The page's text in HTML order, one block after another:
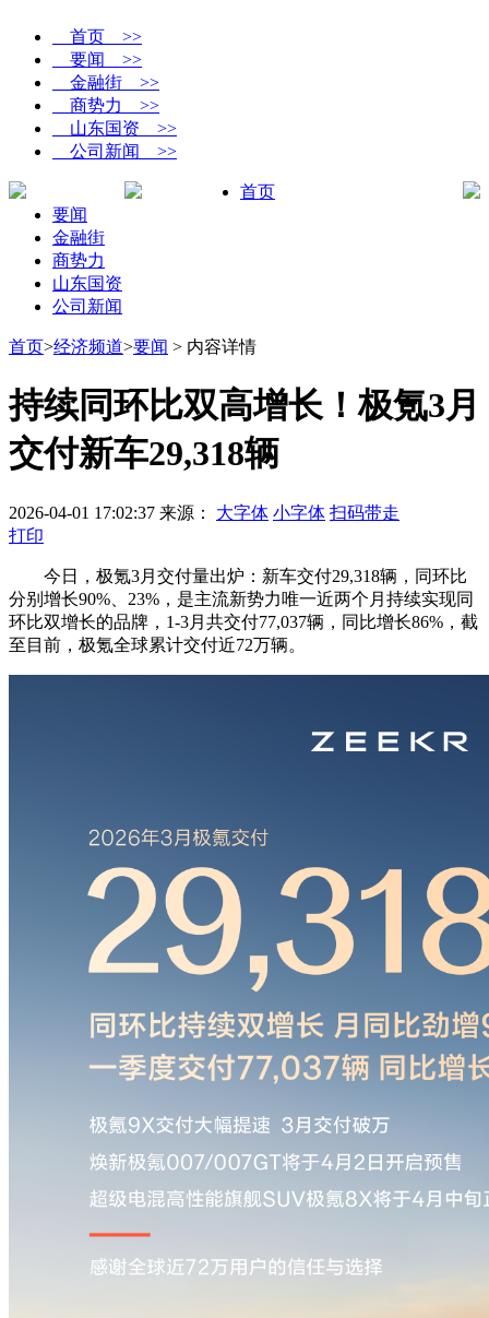
首页 >>
要闻 >>
金融街 >>
商势力 >>
山东国资 >>
公司新闻 >>
首页
要闻
金融街
商势力
山东国资
公司新闻
首页>经济频道>要闻 > 内容详情
持续同环比双高增长！极氪3月
交付新车29,318辆
2026-04-01 17:02:37 来源： 大字体 小字体 扫码带走
打印
今日，极氪3月交付量出炉：新车交付29,318辆，同环比
分别增长90%、23%，是主流新势力唯一近两个月持续实现同
环比双增长的品牌，1-3月共交付77,037辆，同比增长86%，截
至目前，极氪全球累计交付近72万辆。